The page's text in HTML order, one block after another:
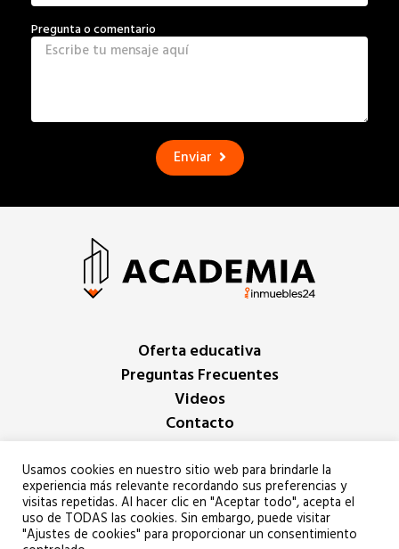
Pregunta o comentario
Enviar
Oferta educativa
Preguntas Frecuentes
Videos
Contacto
Copyright Inmuebles24 2022
Usamos cookies en nuestro sitio web para brindarle la
experiencia más relevante recordando sus preferencias y
visitas repetidas. Al hacer clic en "Aceptar todo", acepta el
uso de TODAS las cookies. Sin embargo, puede visitar
"Ajustes de cookies" para proporcionar un consentimiento